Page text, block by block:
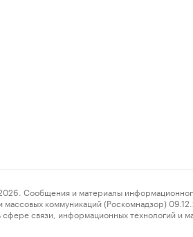
и материалы информационного
коммуникаций (Роскомнадзор)
связи, информационных технологий